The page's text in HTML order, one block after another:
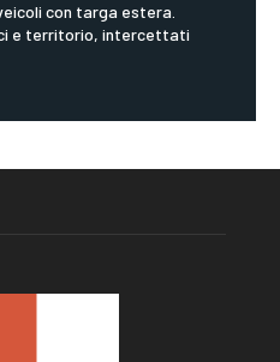
con targa estera.
e territorio, intercettati